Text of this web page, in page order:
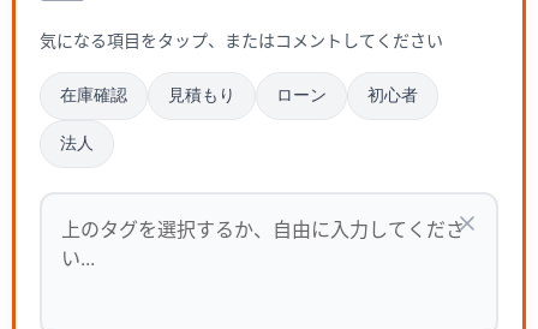
気になる項目をタップ、またはコメントしてください
在庫確認 見積もり ローン 初心者
法人